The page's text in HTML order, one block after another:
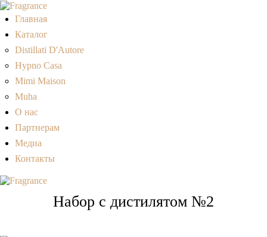
Главная
Каталог
Distillati D'Autore
Hypno Casa
Mimi Maison
Muha
О нас
Партнерам
Медиа
Контакты
Набор с дистилятом №2